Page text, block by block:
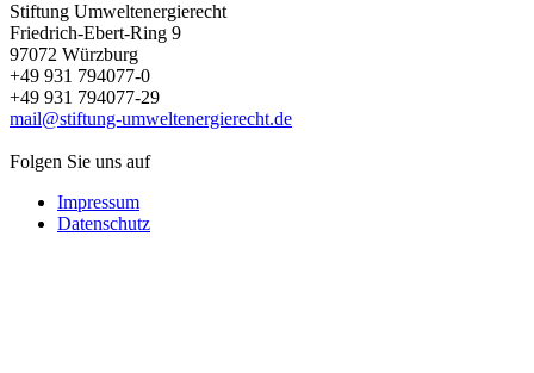
Stiftung Umweltenergierecht
Friedrich-Ebert-Ring 9
97072 Würzburg
+49 931 794077-0
+49 931 794077-29
mail@stiftung-umweltenergierecht.de
Folgen Sie uns auf
Impressum
Datenschutz